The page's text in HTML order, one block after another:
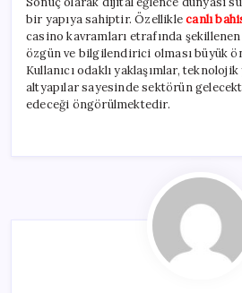
bir yapıya sahiptir. Özelliklecanlı
casino kavramları etrafında
özgün ve bilgilendirici olması büyük
Kullanıcı odaklı yaklaşımlar,
altyapılar sayesinde sektörün
edeceği öngörülmektedir.